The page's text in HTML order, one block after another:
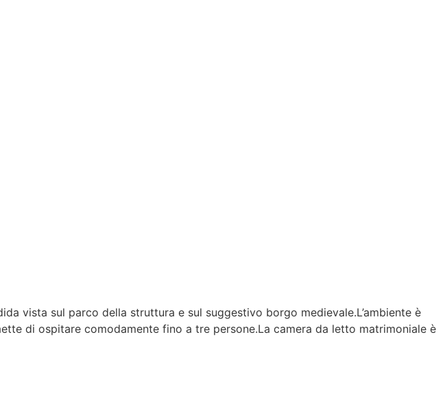
vista sul parco della struttura e sul suggestivo borgo medievale.L’ambiente è
di ospitare comodamente fino a tre persone.La camera da letto matrimoniale è